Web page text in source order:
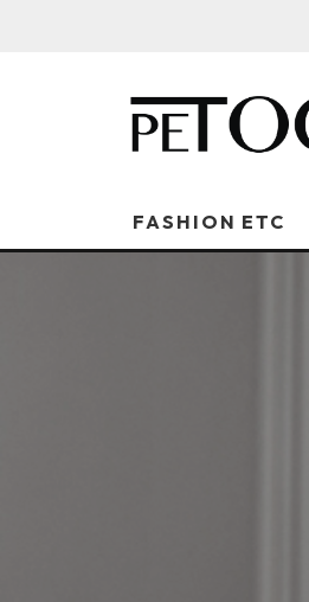
FASHION ETC